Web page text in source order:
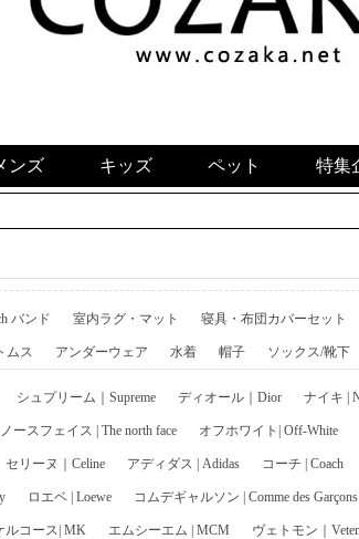
ンズ キッズ ペット 特集
バンド 室内ラグ・マット 寝具・布団カバーセット
ムス アンダーウェア 水着 帽子 ソックス/靴下
シュプリーム｜Supreme ディオール｜Dior ナイキ |
ノースフェイス | The north face オフホワイト| Off-White
セリーヌ｜Celine アディダス | Adidas コーチ | Coach
ロエベ | Loewe コムデギャルソン | Comme des Garçons
ルコース| MK エムシーエム | MCM ヴェトモン｜